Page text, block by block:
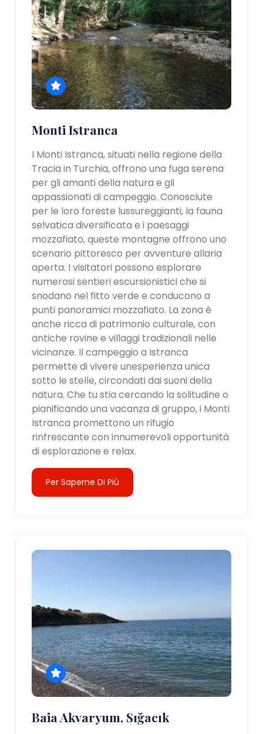
Monti Istranca
I Monti Istranca, situati nella regione della
Tracia in Turchia, offrono una fuga serena
per gli amanti della natura e gli
appassionati di campeggio. Conosciute
per le loro foreste lussureggianti, la fauna
selvatica diversificata e i paesaggi
mozzafiato, queste montagne offrono uno
scenario pittoresco per avventure allaria
aperta. I visitatori possono esplorare
numerosi sentieri escursionistici che si
snodano nel fitto verde e conducono a
punti panoramici mozzafiato. La zona è
anche ricca di patrimonio culturale, con
antiche rovine e villaggi tradizionali nelle
vicinanze. Il campeggio a Istranca
permette di vivere unesperienza unica
sotto le stelle, circondati dai suoni della
natura. Che tu stia cercando la solitudine o
pianificando una vacanza di gruppo, i Monti
Istranca promettono un rifugio
rinfrescante con innumerevoli opportunità
di esplorazione e relax.
Per Saperne Di Più
Baia Akvaryum, Sığacık